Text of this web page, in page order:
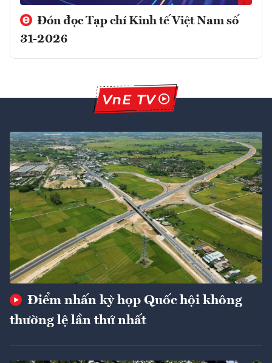
Đón đọc Tạp chí Kinh tế Việt Nam số
31-2026
Điểm nhấn kỳ họp Quốc hội không
thường lệ lần thứ nhất